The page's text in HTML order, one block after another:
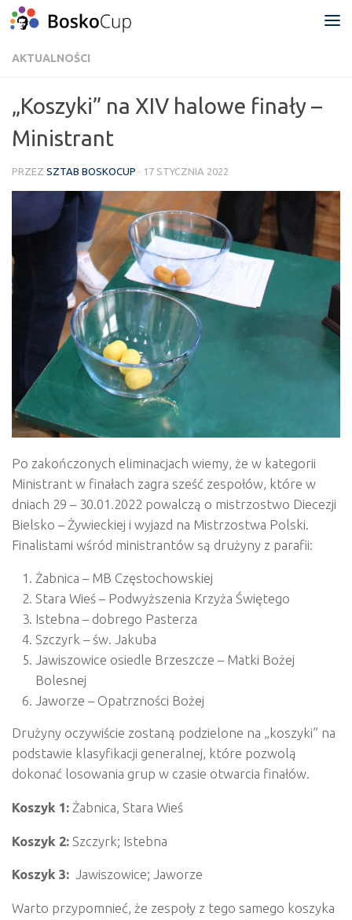
Przejdź do treści
AKTUALNOŚCI
„Koszyki” na XIV halowe finały –
Ministrant
PRZEZ SZTAB BOSKOCUP · 17 STYCZNIA 2022
Po zakończonych eliminacjach wiemy, że w kategorii
Ministrant w finałach zagra sześć zespołów, które w
dniach 29 – 30.01.2022 powalczą o mistrzostwo Diecezji
Bielsko – Żywieckiej i wyjazd na Mistrzostwa Polski.
Finalistami wśród ministrantów są drużyny z parafii:
Żabnica – MB Częstochowskiej
Stara Wieś – Podwyższenia Krzyża Świętego
Istebna – dobrego Pasterza
Szczyrk – św. Jakuba
Jawiszowice osiedle Brzeszcze – Matki Bożej
Bolesnej
Jaworze – Opatrzności Bożej
Drużyny oczywiście zostaną podzielone na „koszyki” na
podstawie klasyfikacji generalnej, które pozwolą
dokonać losowania grup w czasie otwarcia finałów.
Koszyk 1: Żabnica, Stara Wieś
Koszyk 2: Szczyrk; Istebna
Koszyk 3: Jawiszowice; Jaworze
Warto przypomnieć, że zespoły z tego samego koszyka